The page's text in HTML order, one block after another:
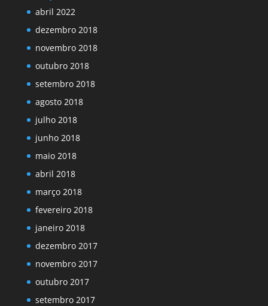
abril 2022
dezembro 2018
novembro 2018
outubro 2018
setembro 2018
agosto 2018
julho 2018
junho 2018
maio 2018
abril 2018
março 2018
fevereiro 2018
janeiro 2018
dezembro 2017
novembro 2017
outubro 2017
setembro 2017